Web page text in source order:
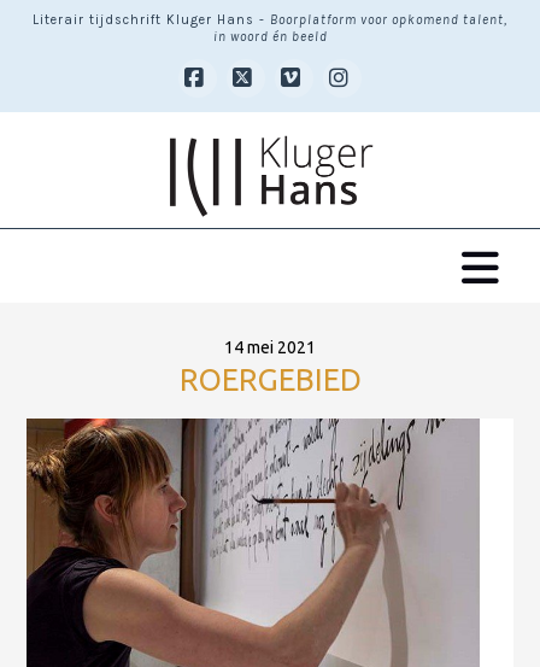
Literair tijdschrift Kluger Hans - Boorplatform voor opkomend talent,
in woord én beeld
Facebook
X VimeoInstagram
14 mei 2021
ROERGEBIED